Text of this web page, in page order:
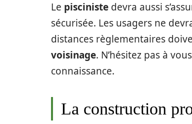
Le pisciniste devra aussi
sécurisée. Les usagers ne
distances règlementaires
voisinage. N’hésitez pas à
connaissance.
La construction